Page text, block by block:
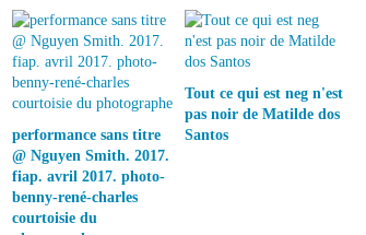
performance sans titre
@ Nguyen Smith. 2017.
fiap. avril 2017. photo-
benny-rené-charles
courtoisie du
Tout ce qui est neg n'est
pas noir de Matilde dos
Santos